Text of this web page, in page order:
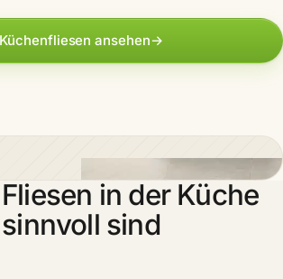
Küchenfliesen ansehen→
in der Küche
sinnvoll sind